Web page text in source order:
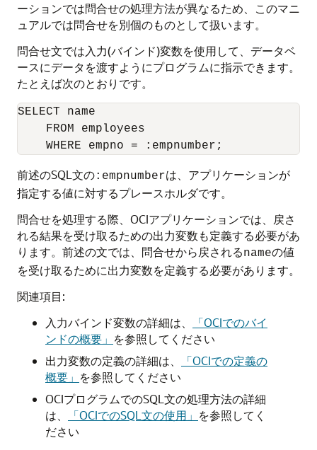
ーションでは問合せの処理方法が異なるため、このマニ
ュアルでは問合せを別個のものとして扱います。
問合せ文では入力(バインド)変数を使用して、データベ
ースにデータを渡すようにプログラムに指示できます。
たとえば次のとおりです。
SELECT name
    FROM employees
前述のSQL文の:empnumberは、アプリケーションが
指定する値に対するプレースホルダです。
問合せを処理する際、OCIアプリケーションでは、戻さ
れる結果を受け取るための出力変数も定義する必要があ
ります。前述の文では、問合せから戻されるnameの値
を受け取るために出力変数を定義する必要があります。
関連項目:
入力バインド変数の詳細は、
「OCIでのバイ
ンドの概要」 を参照してください
出力変数の定義の詳細は、
「OCIでの定義の
概要」 を参照してください
OCIプログラムでのSQL文の処理方法の詳細
は、
「OCIでのSQL文の使用」 を参照してく
ださい